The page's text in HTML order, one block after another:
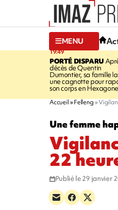
MENU
19:49
PORTÉ DISPARU
décès de Quentin
Dumontier, sa famille
une cagnotte pour
son corps en Hexagone
Accueil Felleng
Une femme
22
Publié le 29 janvier